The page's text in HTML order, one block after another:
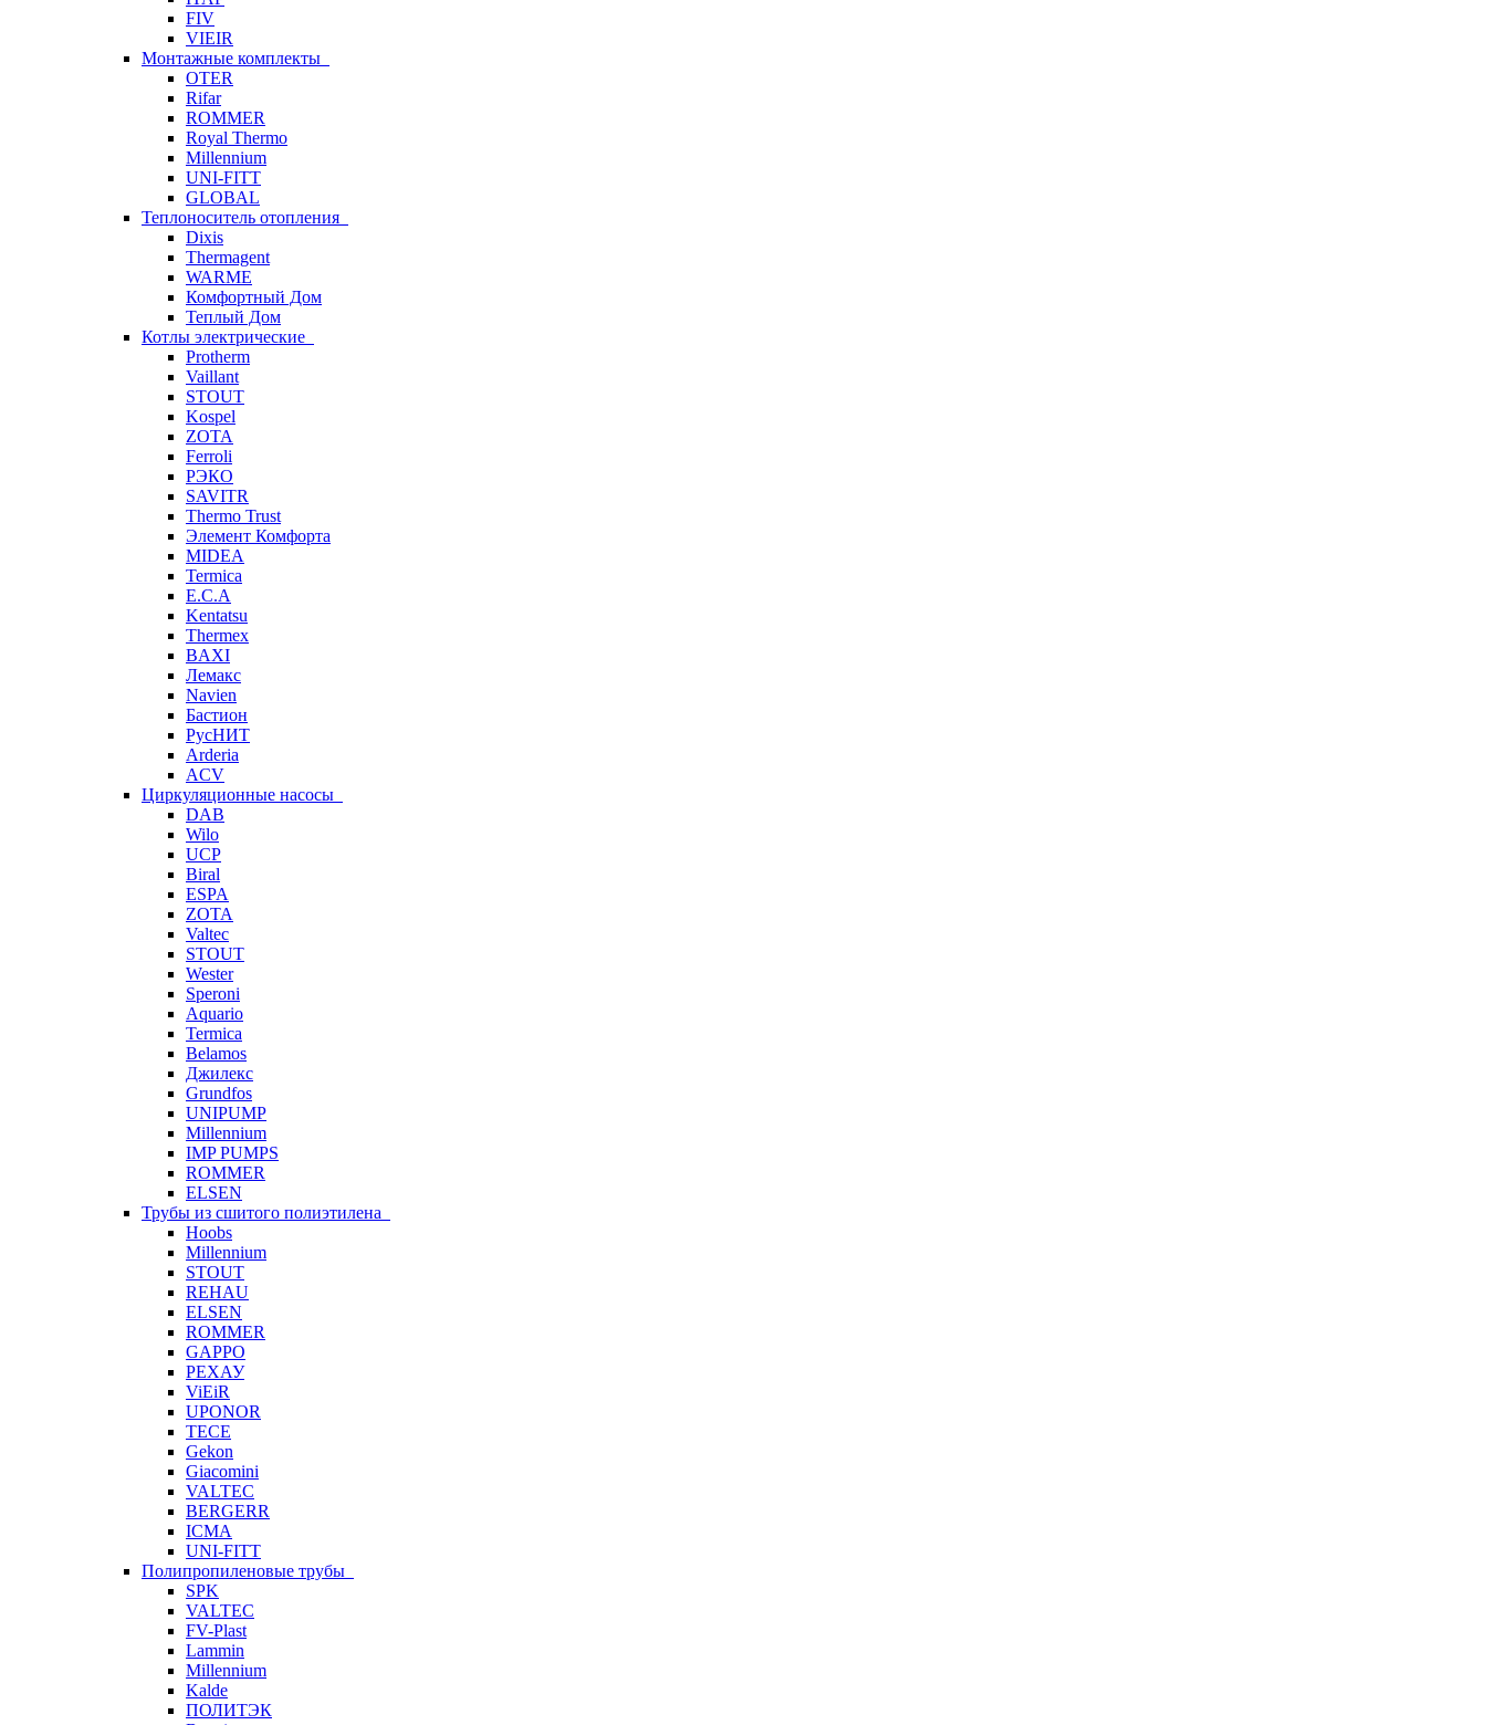
FIV
VIEIR
Монтажные комплекты
OTER
Rifar
ROMMER
Royal Thermo
Millennium
UNI-FITT
GLOBAL
Теплоноситель отопления
Dixis
Thermagent
WARME
Комфортный Дом
Теплый Дом
Котлы электрические
Protherm
Vaillant
STOUT
Kospel
ZOTA
Ferroli
РЭКО
SAVITR
Thermo Trust
Элемент Комфорта
MIDEA
Termica
E.C.A
Kentatsu
Thermex
BAXI
Лемакс
Navien
Бастион
РусНИТ
Arderia
ACV
Циркуляционные насосы
DAB
Wilo
UCP
Biral
ESPA
ZOTA
Valtec
STOUT
Wester
Speroni
Aquario
Termica
Belamos
Джилекс
Grundfos
UNIPUMP
Millennium
IMP PUMPS
ROMMER
ELSEN
Трубы из сшитого полиэтилена
Hoobs
Millennium
STOUT
REHAU
ELSEN
ROMMER
GAPPO
РЕХАУ
ViEiR
UPONOR
TECE
Gekon
Giacomini
VALTEC
BERGERR
ICMA
UNI-FITT
Полипропиленовые трубы
SPK
VALTEC
FV-Plast
Lammin
Millennium
Kalde
ПОЛИТЭК